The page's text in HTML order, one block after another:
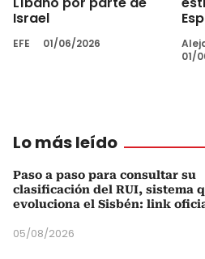
Israel
EFE 01/06/2026
01/
Lo más leído
Paso a paso para consultar su
clasificación del RUI, sistema
evoluciona el Sisbén: link
05/08/2026